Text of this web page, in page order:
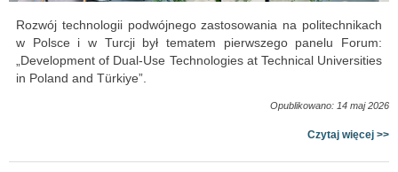
Rozwój technologii podwójnego zastosowania na politechnikach
w Polsce i w Turcji był tematem pierwszego panelu Forum:
„Development of Dual-Use Technologies at Technical Universities
in Poland and Türkiye”.
Opublikowano: 14 maj 2026
Czytaj więcej >>